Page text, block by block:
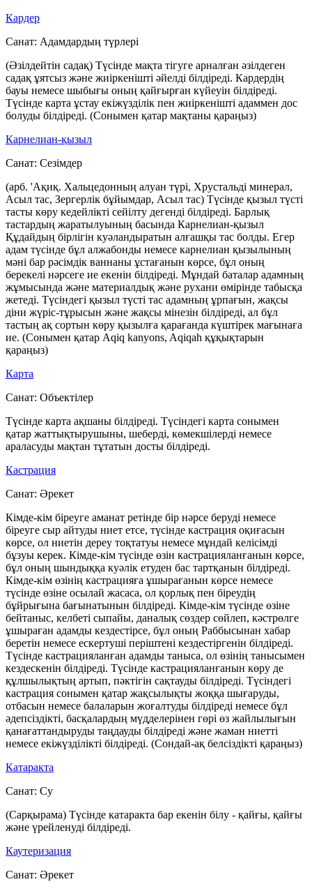
Кардер
Санат: Адамдардың түрлері
(Әзілдейтін садақ) Түсінде мақта тігуге арналған әзілдеген
садақ ұятсыз және жиіркенішті әйелді білдіреді. Кардердің
бауы немесе шыбығы оның қайғырған күйеуін білдіреді.
Түсінде карта ұстау екіжүзділік пен жиіркенішті адаммен дос
болуды білдіреді. (Сонымен қатар мақтаны қараңыз)
Карнелиан-қызыл
Санат: Сезімдер
(арб. 'Ақиқ. Хальцедонның алуан түрі, Хрустальді минерал,
Асыл тас, Зергерлік бұйымдар, Асыл тас) Түсінде қызыл түсті
тасты көру кедейлікті сейілту дегенді білдіреді. Барлық
тастардың жаратылуының басында Карнелиан-қызыл
Құдайдың бірлігін куәландыратын алғашқы тас болды. Егер
адам түсінде бұл алжабонды немесе карнелиан қызылының
мәні бар рәсімдік ваннаны ұстағанын көрсе, бұл оның
берекелі нәрсеге ие екенін білдіреді. Мұндай баталар адамның
жұмысында және материалдық және рухани өмірінде табысқа
жетеді. Түсіндегі қызыл түсті тас адамның ұрпағын, жақсы
діни жүріс-тұрысын және жақсы мінезін білдіреді, ал бұл
тастың ақ сортын көру қызылға қарағанда күштірек мағынаға
ие. (Сонымен қатар Aqiq kanyons, Aqiqah құқықтарын
қараңыз)
Карта
Санат: Объектілер
Түсінде карта ақшаны білдіреді. Түсіндегі карта сонымен
қатар жаттықтырушыны, шеберді, көмекшілерді немесе
араласуды мақтан тұтатын досты білдіреді.
Кастрация
Санат: Әрекет
Кімде-кім біреуге аманат ретінде бір нәрсе беруді немесе
біреуге сыр айтуды ниет етсе, түсінде кастрация оқиғасын
көрсе, ол ниетін дереу тоқтатуы немесе мұндай келісімді
бұзуы керек. Кімде-кім түсінде өзін кастрацияланғанын көрсе,
бұл оның шындыққа куәлік етуден бас тартқанын білдіреді.
Кімде-кім өзінің кастрацияға ұшырағанын көрсе немесе
түсінде өзіне осылай жасаса, ол қорлық пен біреудің
бұйрығына бағынатынын білдіреді. Кімде-кім түсінде өзіне
бейтаныс, келбеті сыпайы, даналық сөздер сөйлеп, кәстрөлге
ұшыраған адамды кездестірсе, бұл оның Раббысынан хабар
беретін немесе ескертуші періштені кездестіргенін білдіреді.
Түсінде кастрацияланған адамды таныса, ол өзінің танысымен
кездескенін білдіреді. Түсінде кастрацияланғанын көру де
құлшылықтың артып, пәктігін сақтауды білдіреді. Түсіндегі
кастрация сонымен қатар жақсылықты жоққа шығаруды,
отбасын немесе балаларын жоғалтуды білдіреді немесе бұл
әдепсіздікті, басқалардың мүдделерінен гөрі өз жайлылығын
қанағаттандыруды таңдауды білдіреді және жаман ниетті
немесе екіжүзділікті білдіреді. (Сондай-ақ белсіздікті қараңыз)
Катаракта
Санат: Су
(Сарқырама) Түсінде катаракта бар екенін білу - қайғы, қайғы
және үрейленуді білдіреді.
Каутеризация
Санат: Әрекет